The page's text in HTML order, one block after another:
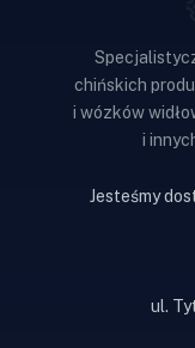
chińskich
i wózków
i
Jesteśmy
ul.